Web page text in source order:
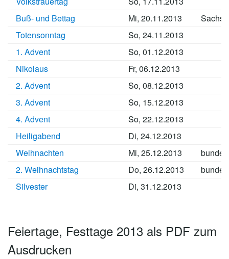
Buß- und Bettag
Mi, 20.11.2013
Totensonntag
So, 24.11.2013
1. Advent
So, 01.12.2013
Nikolaus
Fr, 06.12.2013
2. Advent
So, 08.12.2013
3. Advent
So, 15.12.2013
4. Advent
So, 22.12.2013
Heiligabend
Di, 24.12.2013
Weihnachten
Mi, 25.12.2013
2. Weihnachtstag
Do, 26.12.2013
Silvester
Di, 31.12.2013
Feiertage, Festtage 2013 als PDF zum
Ausdrucken